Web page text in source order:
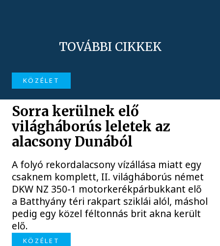
TOVÁBBI CIKKEK
KÖZÉLET
Sorra kerülnek elő
világháborús leletek az
alacsony Dunából
A folyó rekordalacsony vízállása miatt egy
csaknem komplett, II. világháborús német
DKW NZ 350-1 motorkerékpárbukkant elő
a Batthyány téri rakpart sziklái alól, máshol
pedig egy közel féltonnás brit akna került
elő.
KÖZÉLET